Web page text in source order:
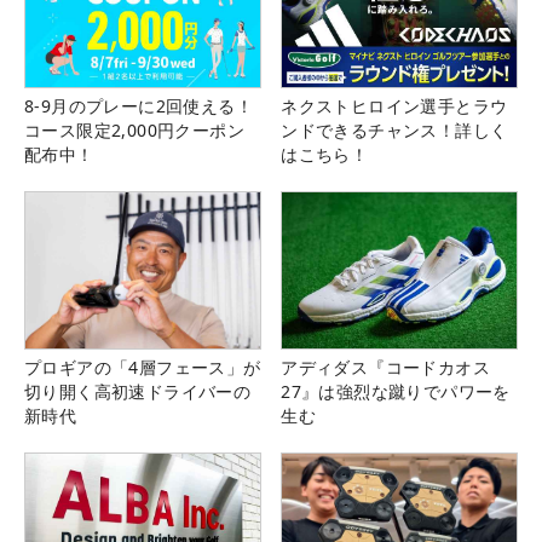
8-9月のプレーに2回使える！
コース限定2,000円クーポン
配布中！
ネクストヒロイン選手とラウ
ンドできるチャンス！詳しく
はこちら！
プロギアの「4層フェース」が
切り開く高初速ドライバーの
新時代
アディダス『コードカオス
27』は強烈な蹴りでパワーを
生む